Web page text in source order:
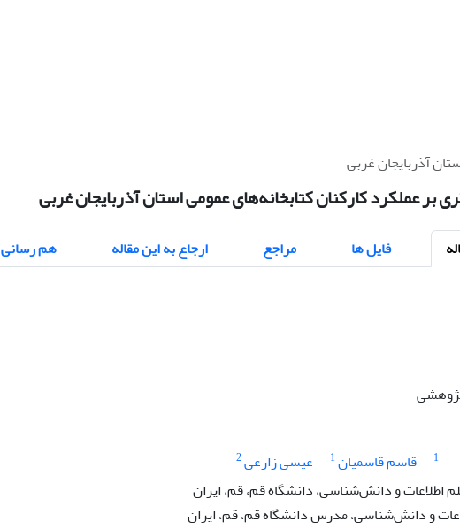
آذربایجان غربی
عملکرد کارکنان کتابخانه‌های عمومی استان آذربایجان غربی
فایل ها مراجع ارجاع به این مقاله هم رسانی
1 قاسم قاسمیان1 عیسی زارعی2
اطلاعات و دانش‌شناسی، دانشگاه قم، قم، ایران
و دانش‌شناسی، مدرس دانشگاه قم، قم، ایران